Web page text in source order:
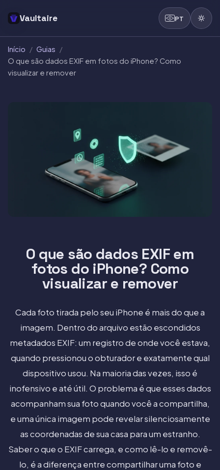
Vaultaire PT
Início / Guias /
O que são dados EXIF em fotos do iPhone? Como
visualizar e remover
O que são dados EXIF em
fotos do iPhone? Como
visualizar e remover
Cada foto tirada pelo seu iPhone é mais do que a
imagem. Dentro do arquivo estão escondidos
metadados EXIF: um registro de onde você estava,
quando pressionou o obturador e exatamente qual
dispositivo usou. Na maioria das vezes, isso é
inofensivo e até útil. O problema é que esses dados
acompanham sua foto quando você a compartilha,
e uma única imagem pode revelar silenciosamente
as coordenadas de sua casa para um estranho.
Saber o que o EXIF carrega, e como lê-lo e removê-
lo, é a diferença entre compartilhar uma foto e